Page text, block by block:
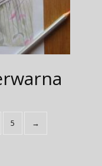
5 →